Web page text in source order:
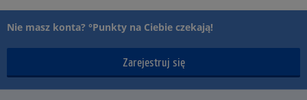
Nie masz konta? °Punkty na Ciebie czekają!
Zarejestruj się